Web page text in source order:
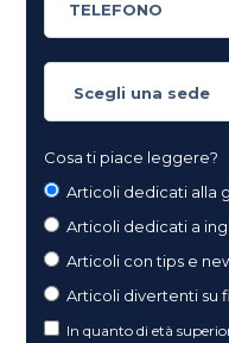
Cosa ti piace leggere?
Articoli dedicati alla
Articoli dedicati a
Articoli con tips e
Articoli divertenti su
In quanto di età